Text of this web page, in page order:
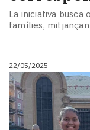
La iniciativa busca
famílies,
22/05/2025